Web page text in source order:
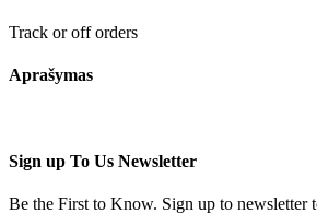
Track or off orders
Aprašymas
Sign up To Us Newsletter
Be the First to Know. Sign up to newsletter